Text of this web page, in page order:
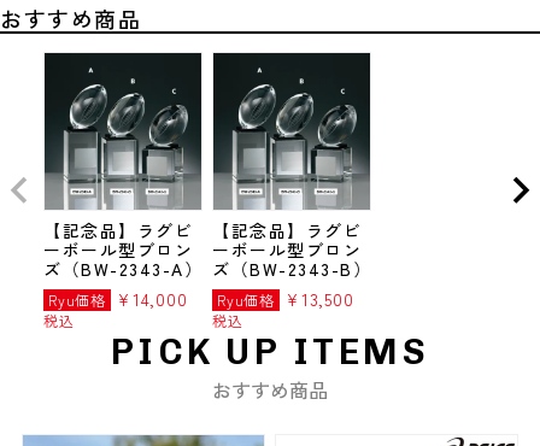
おすすめ商品
【記念品】ラグビ
ーボール型ブロン
ズ（BW-2343-A）
Ryu価格 ¥ 14,000
税込
【記念品】ラグビ
ーボール型ブロン
ズ（BW-2343-B）
Ryu価格 ¥ 13,500
税込
PICK UP ITEMS
おすすめ商品